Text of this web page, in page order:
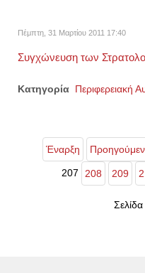
Πέμπτη, 31 Μαρτίου 2011 17:40
Συγχώνευση των
Κατηγορία Περιφερειακή
Έναρξη
207 208 209